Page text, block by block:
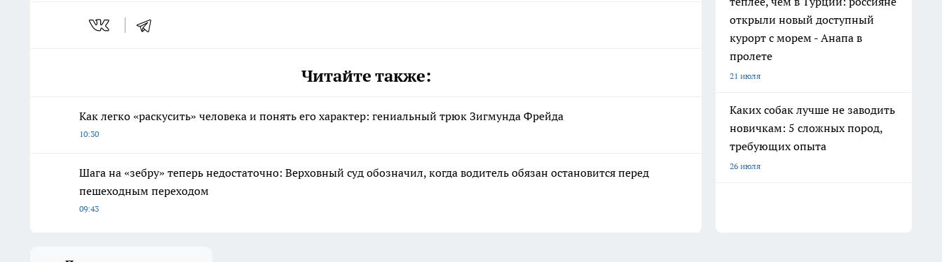
Читайте также:
Как легко «раскусить» человека и понять его характер: гениальный трюк Зигмунда Фрейда
10:30
Шага на «зебру» теперь недостаточно: Верховный суд обозначил, когда водитель обязан остановится перед
пешеходным переходом
09:43
открыли новый доступный
курорт с морем - Анапа в
пролете
21 июля
Каких собак лучше не заводить
новичкам: 5 сложных пород,
требующих опыта
26 июля